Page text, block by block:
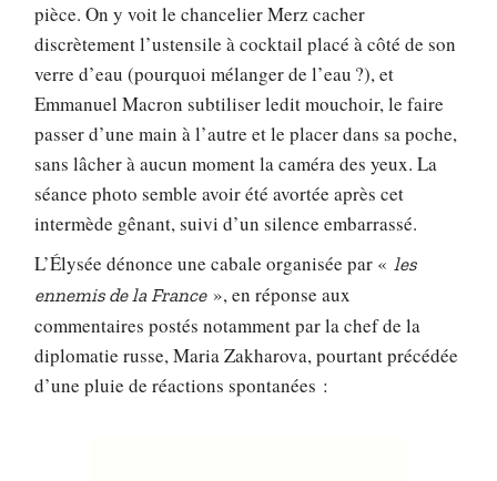
pièce. On y voit le chancelier Merz cacher
discrètement l’ustensile à cocktail placé à côté de son
verre d’eau (pourquoi mélanger de l’eau ?), et
Emmanuel Macron subtiliser ledit mouchoir, le faire
passer d’une main à l’autre et le placer dans sa poche,
sans lâcher à aucun moment la caméra des yeux. La
séance photo semble avoir été avortée après cet
intermède gênant, suivi d’un silence embarrassé.
L’Élysée dénonce une cabale organisée par «les
ennemis de la France», en réponse aux
commentaires postés notamment par la chef de la
diplomatie russe, Maria Zakharova, pourtant précédée
d’une pluie de réactions spontanées :